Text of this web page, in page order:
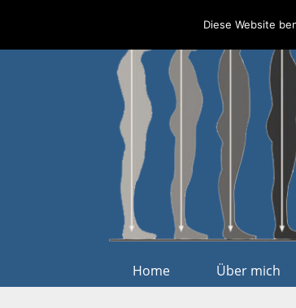
content
Home Über mich
Diese Website